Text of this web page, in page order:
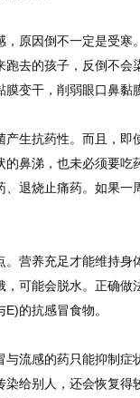
原因倒不一定是受
去的孩子，反倒不
变干，削弱眼口鼻黏
生抗药性。而且，
鼻涕，也未必须要吃
退烧止痛药。如果
营养充足才能维持
可能会脱水。正确做
的抗感冒食物。
流感的药只能抑制
给别人，还会恢复